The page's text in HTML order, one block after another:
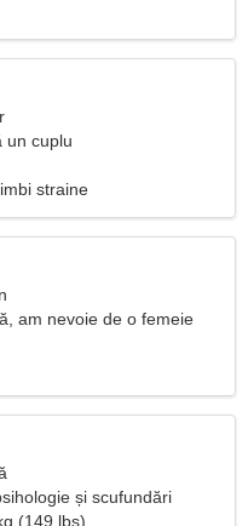
un cuplu
straine
am nevoie de o femeie
și scufundări
(149 lbs)